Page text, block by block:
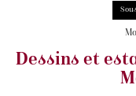
Dessins et